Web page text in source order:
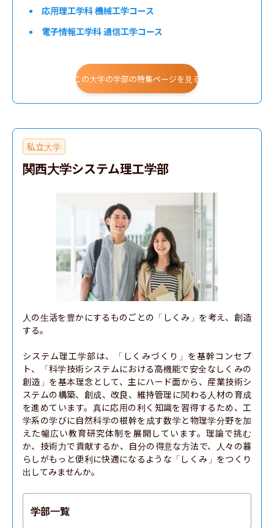
応用理工学科 機械工学コース
電子情報工学科 通信工学コース
地球総合工学科 船舶海洋工学コース
応用自然科学科 バイオテクノロジー学科目
応用自然科学科 応用物理学科目
応用理工学科 マテリアル科学コース
応用理工学科 生産科学コース
電子情報工学科 量子情報エレクトロニクスコース
電子情報工学科 情報システム工学コース
環境・エネルギー工学科 エネルギー量⼦⼯学コース
地球総合工学科 社会基盤工学コース
地球総合工学科 建築工学コース
基礎工学部
この大学の学部の特集ページを見る
私立大学
関西大学システム理工学部
人の生活を豊かにするものごとの「しくみ」を考え、創造
する。
システム理工学部は、「しくみづくり」を基幹コンセプ
ト、「科学技術システムにおける高機能で安全なしくみの
創造」を基本理念として、主にハード面から、産業技術シ
ステムの構築、創成、改良、維持管理に関わる人材の育成
を進めています。真に応用の利く知識を習得するため、工
学系の学びに自然科学の根幹を成す数学と物理学分野を加
えた幅広い教育研究体制を展開しています。理論で挑む
か、技術力で貢献するか、自分の得意な方法で、人々の暮
らしがもっと便利に快適になるような「しくみ」をつくり
出してみませんか。
学部一覧